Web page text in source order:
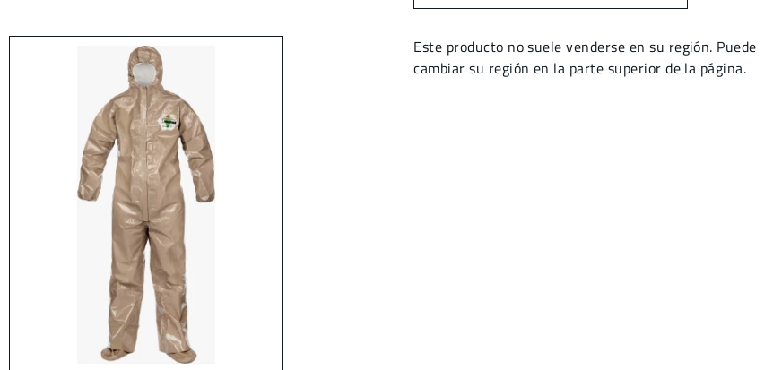
Este producto no suele venderse en su región. Puede
cambiar su región en la parte superior de la página.